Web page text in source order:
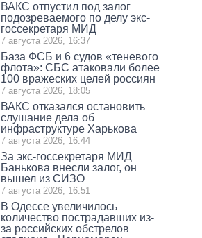
ВАКС отпустил под залог
подозреваемого по делу экс-
госсекретаря МИД
7 августа 2026, 16:37
База ФСБ и 6 судов «теневого
флота»: СБС атаковали более
100 вражеских целей россиян
7 августа 2026, 18:05
ВАКС отказался остановить
слушание дела об
инфраструктуре Харькова
7 августа 2026, 16:44
За экс-госсекретаря МИД
Банькова внесли залог, он
вышел из СИЗО
7 августа 2026, 16:51
В Одессе увеличилось
количество пострадавших из-
за российских обстрелов